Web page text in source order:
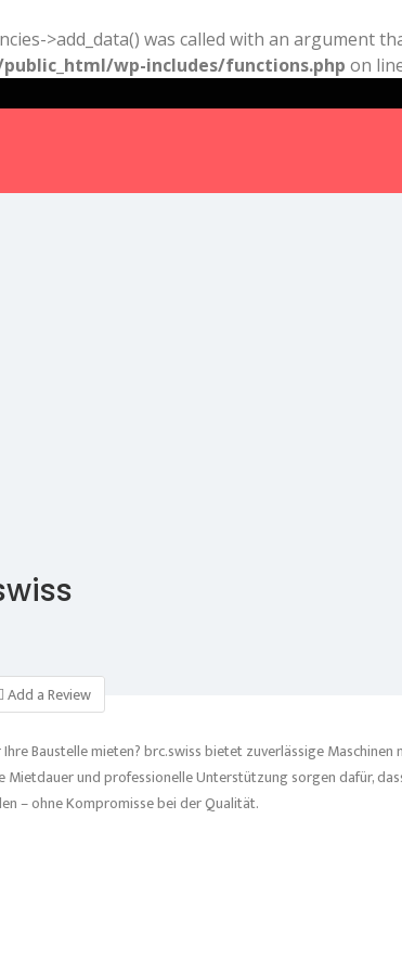
>add_data() was called with an argument
wp-includes/functions.php on
Add a Review
Baustelle mieten? brc.swiss bietet zuverlässige
Mietdauer und professionelle Unterstützung sorgen dafür,
– ohne Kompromisse bei der Qualität.